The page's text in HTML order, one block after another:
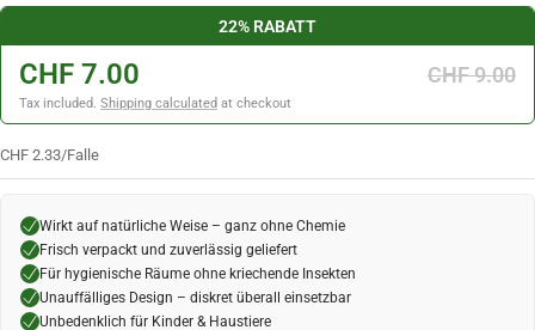
22% RABATT
CHF 7.00 CHF 9.00
Tax included. Shipping calculated at checkout
CHF 2.33/Falle
Wirkt auf natürliche Weise – ganz ohne Chemie
Frisch verpackt und zuverlässig geliefert
Für hygienische Räume ohne kriechende Insekten
Unauffälliges Design – diskret überall einsetzbar
Unbedenklich für Kinder & Haustiere